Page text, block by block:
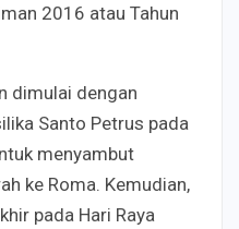
2016 atau Tahun
dimulai dengan
Santo Petrus pada
menyambut
ke Roma. Kemudian,
pada Hari Raya